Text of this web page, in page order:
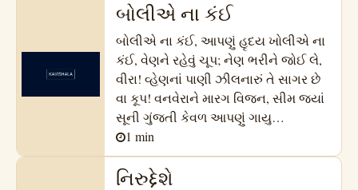
બોલીએ ના કંઈ
બોલીએ ના કંઈ, આપણું હૃદય ખોલીએ ના
કંઈ, વેણને રહેવું ચૂપ; નેણ ભરીને જોઈ લે,
વીરા! વ્હેણનાં પાણી ઝીલનારું તે સાગર છે
વા કૂપ! વનવેરાને મારગ વિજન, સીમ જ્યાં
સૂની ગુંજતી કેવળ આપણું ગાયુ…
1 min
નિરુદ્દેશે